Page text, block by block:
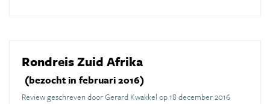
Rondreis Zuid Afrika
(bezocht in februari 2016)
Review geschreven door Gerard Kwakkel op 18 december 2016